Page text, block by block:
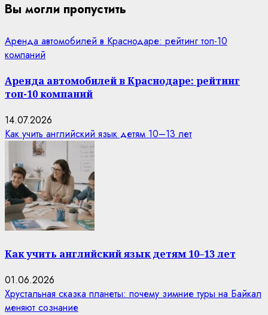
Вы могли пропустить
Аренда автомобилей в Краснодаре: рейтинг топ-10
компаний
Аренда автомобилей в Краснодаре: рейтинг
топ-10 компаний
14.07.2026
Как учить английский язык детям 10–13 лет
Как учить английский язык детям 10–13 лет
01.06.2026
Хрустальная сказка планеты: почему зимние туры на Байкал
меняют сознание